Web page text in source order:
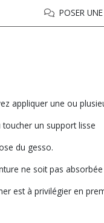
POSER
appliquer une ou
un support lisse
du gesso.
ne soit pas
est à privilégier en